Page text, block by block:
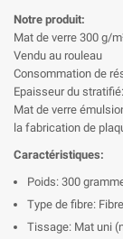
Notre produit:
Mat de verre 300 g/
Vendu au rouleau
Consommation de
Epaisseur du
Mat de verre
la fabrication de
Caractéristiques:
Poids: 300
Type de fibre:
Tissage: Mat uni